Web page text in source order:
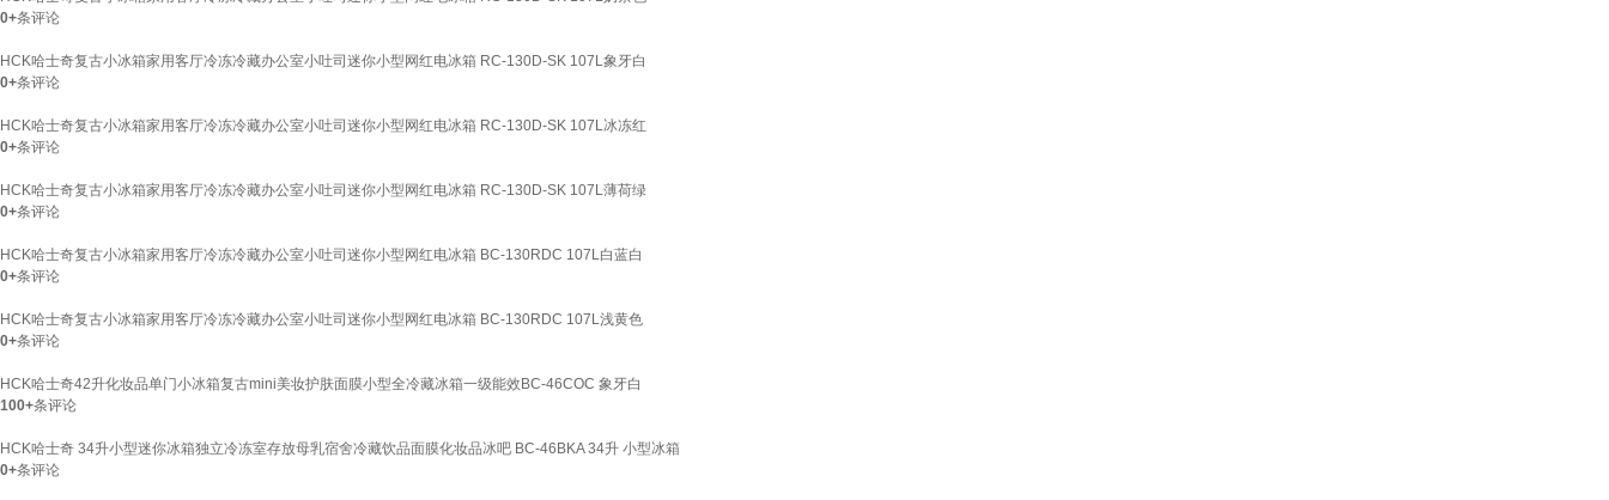
0+条评论
HCK哈士奇复古小冰箱家用客厅冷冻冷藏办公室小吐司迷你小型网红电冰箱 RC-130D-SK 107L象牙白
0+条评论
HCK哈士奇复古小冰箱家用客厅冷冻冷藏办公室小吐司迷你小型网红电冰箱 RC-130D-SK 107L冰冻红
0+条评论
HCK哈士奇复古小冰箱家用客厅冷冻冷藏办公室小吐司迷你小型网红电冰箱 RC-130D-SK 107L薄荷绿
0+条评论
HCK哈士奇复古小冰箱家用客厅冷冻冷藏办公室小吐司迷你小型网红电冰箱 BC-130RDC 107L白蓝白
0+条评论
HCK哈士奇复古小冰箱家用客厅冷冻冷藏办公室小吐司迷你小型网红电冰箱 BC-130RDC 107L浅黄色
0+条评论
HCK哈士奇42升化妆品单门小冰箱复古mini美妆护肤面膜小型全冷藏冰箱一级能效BC-46COC 象牙白
100+条评论
HCK哈士奇 34升小型迷你冰箱独立冷冻室存放母乳宿舍冷藏饮品面膜化妆品冰吧 BC-46BKA 34升 小型冰箱
0+条评论